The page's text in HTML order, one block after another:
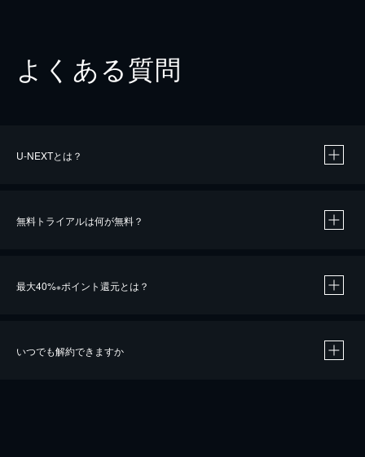
よくある質問
U-NEXTとは？
無料トライアルは何が無料？
最大40%※ポイント還元とは？
いつでも解約できますか